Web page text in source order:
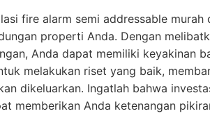
fire alarm semi addressable
properti Anda. Dengan
Anda dapat memiliki keyakinan
melakukan riset yang baik,
dikeluarkan. Ingatlah bahwa
memberikan Anda ketenangan